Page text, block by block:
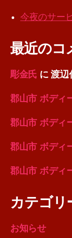
今夜のサー
最近のコ
彫金氏 に渡辺
郡山市 ボディ
郡山市 ボディ
郡山市 ボディ
郡山市 ボディ
カテゴリ
お知らせ